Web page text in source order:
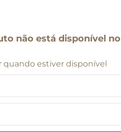
não está disponível no
quando estiver disponível